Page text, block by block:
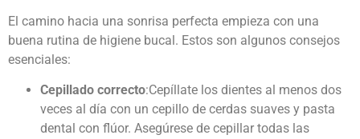
El camino hacia una sonrisa perfecta empieza con una
buena rutina de higiene bucal. Estos son algunos consejos
esenciales:
Cepillado correcto:Cepíllate los dientes al menos dos
veces al día con un cepillo de cerdas suaves y pasta
dental con flúor. Asegúrese de cepillar todas las